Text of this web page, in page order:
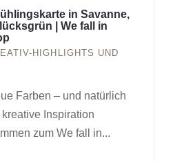
in Savanne,
| We fall in
HIGHLIGHTS UND
Farben – und natürlich
Inspiration
zum We fall in...